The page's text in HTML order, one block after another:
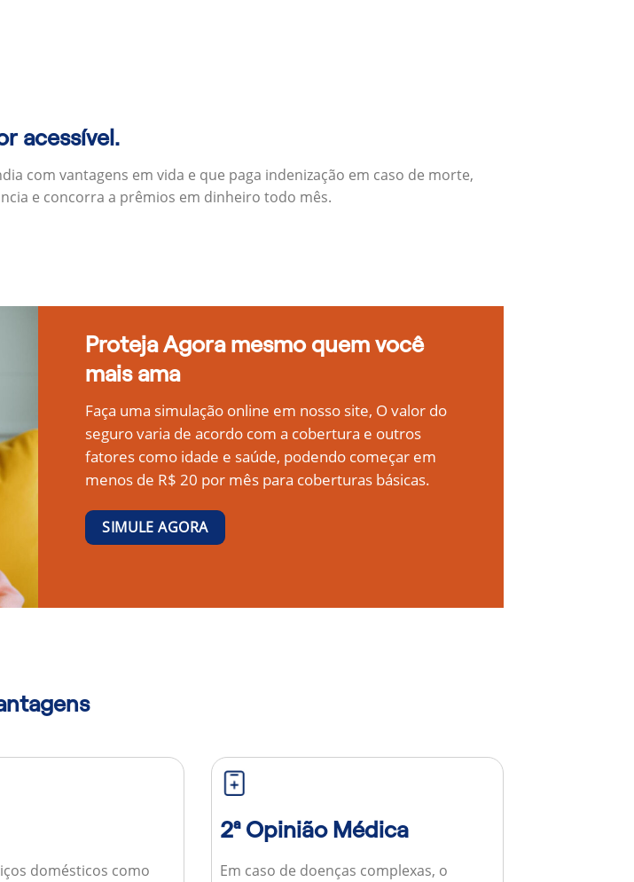
acessível.
com vantagens em vida e que paga indenização em caso de morte,
e concorra a prêmios em dinheiro todo mês.
Proteja Agora mesmo quem você
mais ama
Faça uma simulação online em nosso site, O valor do
seguro varia de acordo com a cobertura e outros
fatores como idade e saúde, podendo começar em
menos de R$ 20 por mês para coberturas básicas.
SIMULE AGORA
domésticos como
2ª Opinião Médica
Em caso de doenças complexas, o